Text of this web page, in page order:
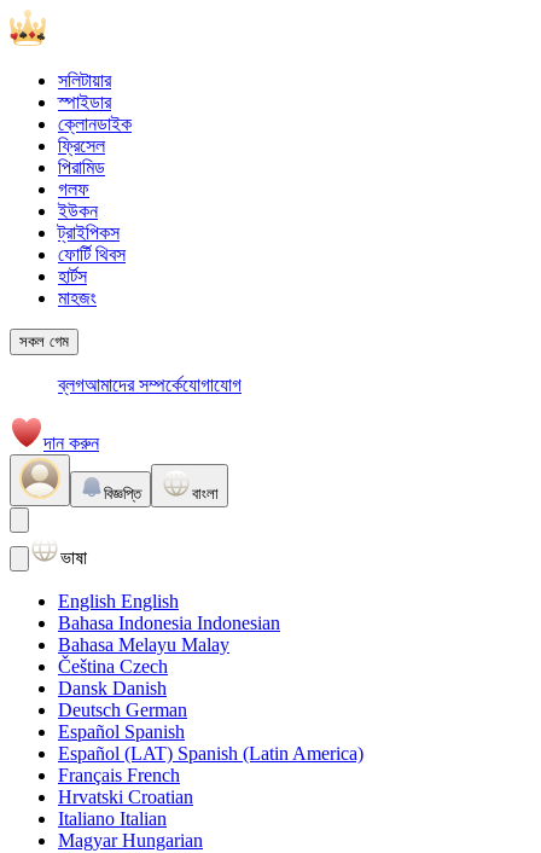
সলিটায়ার
স্পাইডার
ক্লোনডাইক
ফ্রিসেল
পিরামিড
গলফ
ইউকন
ট্রাইপিকস
ফোর্টি থিবস
হার্টস
মাহজং
সকল গেম
ব্লগআমাদের সম্পর্কেযোগাযোগ
দান করুন
বিজ্ঞপ্তি বাংলা
ভাষা
English English
Bahasa Indonesia Indonesian
Bahasa Melayu Malay
Čeština Czech
Dansk Danish
Deutsch German
Español Spanish
Español (LAT) Spanish (Latin America)
Français French
Hrvatski Croatian
Italiano Italian
Magyar Hungarian